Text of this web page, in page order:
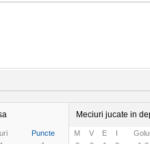
Meciuri jucate in
Puncte M V E I